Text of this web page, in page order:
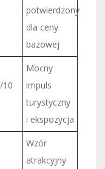
potwierdzony
dla ceny
bazowej
10
Mocny
impuls
turystyczny
i ekspozycja
Wzór
atrakcyjny